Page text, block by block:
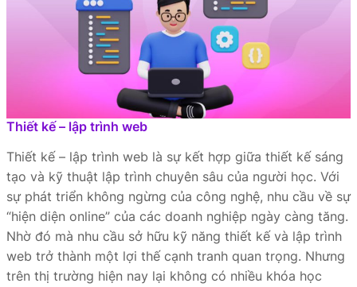
Thiết kế – lập trình web
Thiết kế – lập trình web là sự kết hợp giữa thiết kế sáng
tạo và kỹ thuật lập trình chuyên sâu của người học. Với
sự phát triển không ngừng của công nghệ, nhu cầu về sự
“hiện diện online” của các doanh nghiệp ngày càng tăng.
Nhờ đó mà nhu cầu sở hữu kỹ năng thiết kế và lập trình
web trở thành một lợi thế cạnh tranh quan trọng. Nhưng
trên thị trường hiện nay lại không có nhiều khóa học